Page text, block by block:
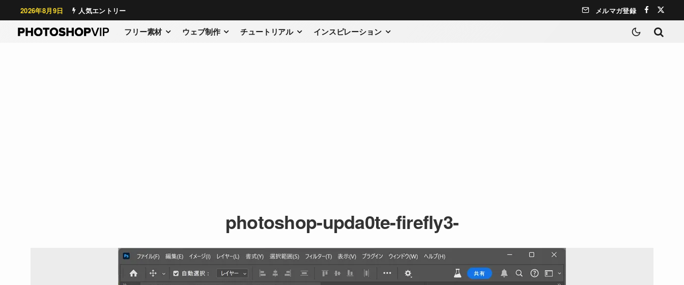
2026年8月9日 人気エントリー メルマガ登録
フリー素材 ウェブ制作 チュートリアル インスピレーション
photoshop-upda0te-firefly3-